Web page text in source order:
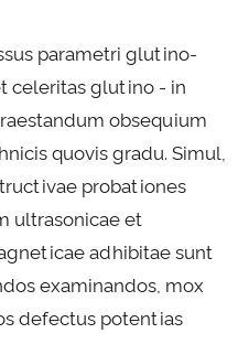
parametri glutino-
celeritas glutino - in
obsequium
quovis gradu. Simul,
probationes
ultrasonicae et
adhibitae sunt
examinandos, mox
defectus potentias